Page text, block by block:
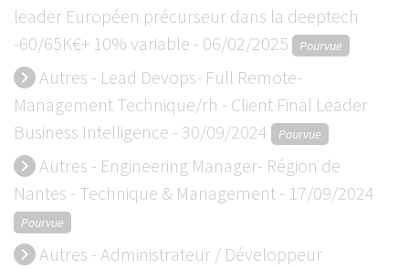
leader Européen précurseur dans la deeptech
-60/65K€+ 10% variable - 06/02/2025
Pourvue
keyboard_arrow_rightAutres - Lead Devops- Full Remote-
Management Technique/rh - Client Final Leader
Business Intelligence - 30/09/2024
Pourvue
keyboard_arrow_rightAutres - Engineering Manager- Région de
Nantes - Technique & Management - 17/09/2024
Pourvue
keyboard_arrow_rightAutres - Administrateur / Développeur